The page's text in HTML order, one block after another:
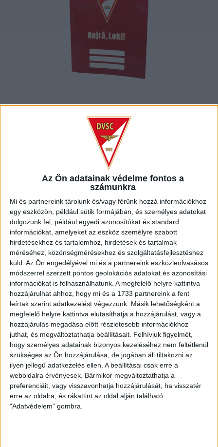
Az Ön adatainak védelme fontos a
számunkra
Mi és partnereink tárolunk és/vagy férünk hozzá információkhoz
egy eszközön, például sütik formájában, és személyes adatokat
dolgozunk fel, például egyedi azonosítókat és standard
információkat, amelyeket az eszköz személyre szabott
hirdetésekhez és tartalomhoz, hirdetések és tartalmak
méréséhez, közönségmérésekhez és szolgáltatásfejlesztéshez
küld. Az Ön engedélyével mi és a partnereink eszközleolvasásos
módszerrel szerzett pontos geolokációs adatokat és azonosítási
információkat is felhasználhatunk. A megfelelő helyre kattintva
hozzájárulhat ahhoz, hogy mi és a 1733 partnereink a fent
leírtak szerint adatkezelést végezzünk. Másik lehetőségként a
megfelelő helyre kattintva elutasíthatja a hozzájárulást, vagy a
hozzájárulás megadása előtt részletesebb információkhoz
juthat, és megváltoztathatja beállításait. Felhívjuk figyelmét,
hogy személyes adatainak bizonyos kezeléséhez nem feltétlenül
szükséges az Ön hozzájárulása, de jogában áll tiltakozni az
ilyen jellegű adatkezelés ellen. A beállításai csak erre a
weboldalra érvényesek. Bármikor megváltoztathatja a
preferenciáit, vagy visszavonhatja hozzájárulását, ha visszatér
erre az oldalra, és rákattint az oldal alján található
"Adatvédelem" gombra.
FÜZET – A/5
NÉGYZETRÁCSOS
890Ft
Készleten
-
Füzet
-
A/5
Négyzetrácsos
mennyiség
+ KOSÁRBA TESZEM
Kategória:Ajándéktárgy
KAPCSOLÓDÓ
TERMÉKEK